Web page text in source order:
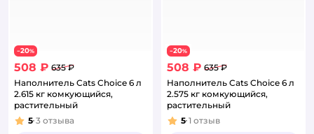
−20%
508 ₽ 635 ₽
Наполнитель Cats Choice 6 л
2.615 кг комкующийся,
растительный
Рейтинг:
5 3 отзыва
−20%
508 ₽ 635 ₽
Наполнитель Cats Choice 6 л
2.575 кг комкующийся,
растительный
Рейтинг:
5 1 отзыв